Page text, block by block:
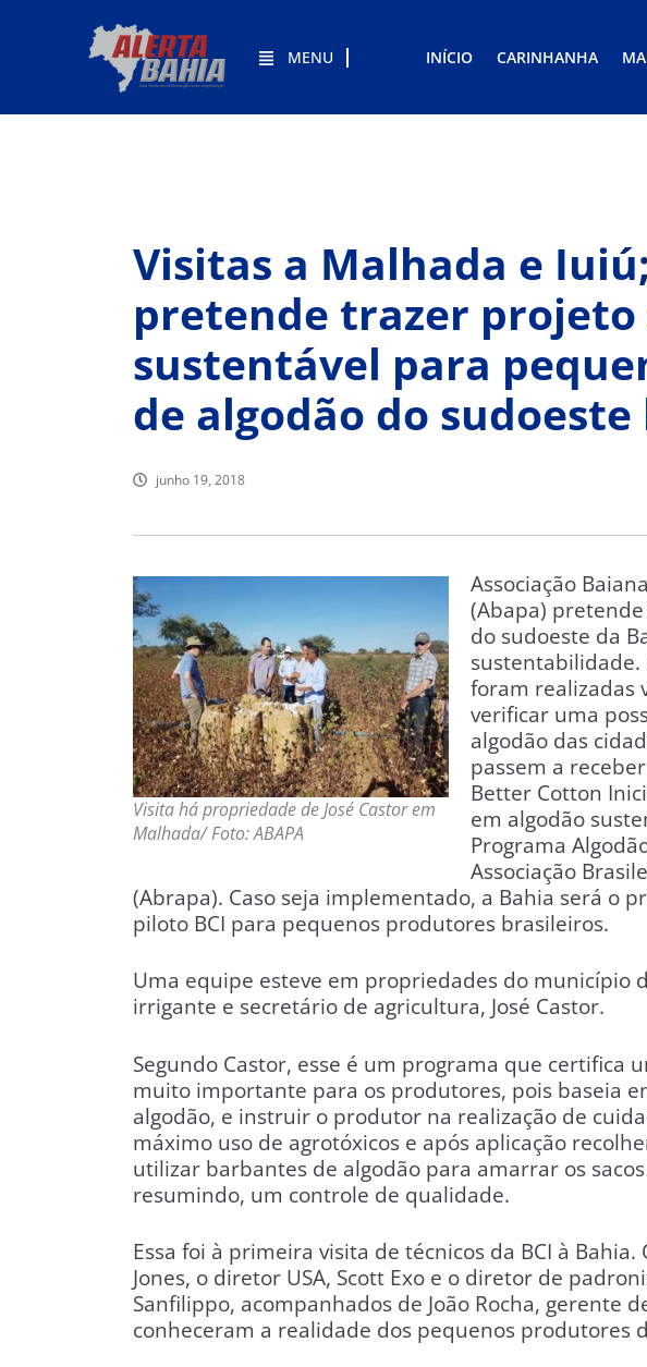
MENU INÍCIO CARINHANHA
Visitas a Malhada e
pretende trazer
sustentável para
de algodão do
junho 19, 2018
Visita há propriedade de José Castor em
Malhada/ Foto: ABAPA
Associação
(Abapa)
do sudoeste da
sustentabilidade.
foram realizadas
verificar uma
algodão das
passem a
Better Cotton
em algodão
Programa
Associação
(Abrapa). Caso seja implementado, a Bahia será o
piloto BCI para pequenos produtores brasileiros.
Uma equipe esteve em propriedades do município
irrigante e secretário de agricultura, José Castor.
Segundo Castor, esse é um programa que certifica
muito importante para os produtores, pois baseia
algodão, e instruir o produtor na realização de
máximo uso de agrotóxicos e após aplicação
utilizar barbantes de algodão para amarrar os
resumindo, um controle de qualidade.
Essa foi à primeira visita de técnicos da BCI à
Jones, o diretor USA, Scott Exo e o diretor de
Sanfilippo, acompanhados de João Rocha, gerente
conheceram a realidade dos pequenos produtores